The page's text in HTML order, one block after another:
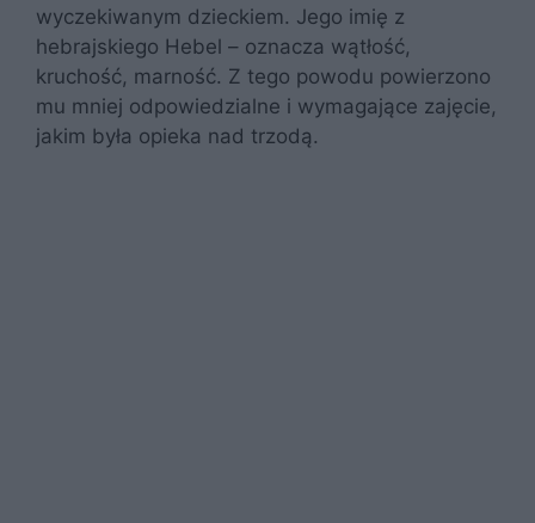
wyczekiwanym dzieckiem. Jego imię z
hebrajskiego Hebel – oznacza wątłość,
kruchość, marność. Z tego powodu powierzono
mu mniej odpowiedzialne i wymagające zajęcie,
jakim była opieka nad trzodą.